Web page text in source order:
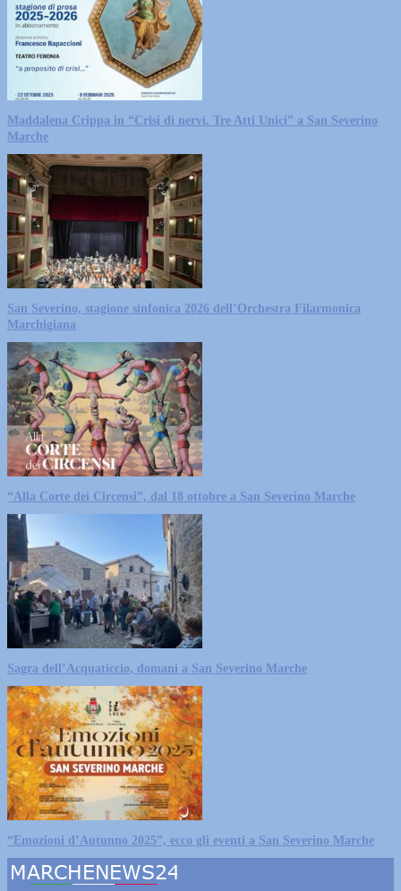
Maddalena Crippa in “Crisi di nervi. Tre Atti Unici” a San Severino
Marche
San Severino, stagione sinfonica 2026 dell’Orchestra Filarmonica
Marchigiana
“Alla Corte dei Circensi”, dal 18 ottobre a San Severino Marche
Sagra dell’Acquaticcio, domani a San Severino Marche
“Emozioni d’Autunno 2025”, ecco gli eventi a San Severino Marche